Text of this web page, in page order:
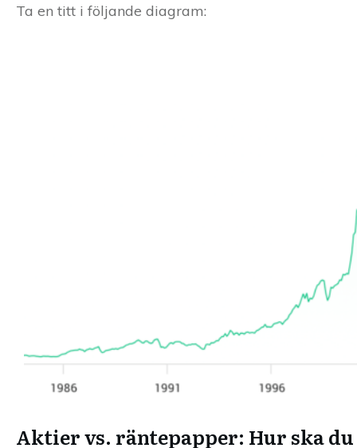
Ta en titt i följande diagram:
Aktier vs. räntepapper: Hur ska